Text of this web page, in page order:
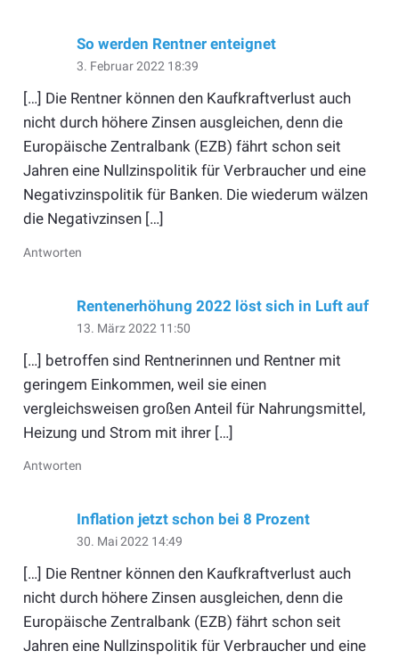
So werden Rentner enteignet
3. Februar 2022 18:39
[…] Die Rentner können den Kaufkraftverlust auch
nicht durch höhere Zinsen ausgleichen, denn die
Europäische Zentralbank (EZB) fährt schon seit
Jahren eine Nullzinspolitik für Verbraucher und eine
Negativzinspolitik für Banken. Die wiederum wälzen
die Negativzinsen […]
Antworten
Rentenerhöhung 2022 löst sich in Luft auf
13. März 2022 11:50
[…] betroffen sind Rentnerinnen und Rentner mit
geringem Einkommen, weil sie einen
vergleichsweisen großen Anteil für Nahrungsmittel,
Heizung und Strom mit ihrer […]
Antworten
Inflation jetzt schon bei 8 Prozent
30. Mai 2022 14:49
[…] Die Rentner können den Kaufkraftverlust auch
nicht durch höhere Zinsen ausgleichen, denn die
Europäische Zentralbank (EZB) fährt schon seit
Jahren eine Nullzinspolitik für Verbraucher und eine